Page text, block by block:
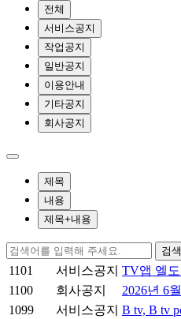
전체
서비스공지
작업공지
일반공지
이용안내
기타공지
회사공지
제목
내용
제목+내용
검색
1101 서비스공지 TV앱 엘
1100
회사공지 2026년 6
1099
서비스공지 B tv, B tv